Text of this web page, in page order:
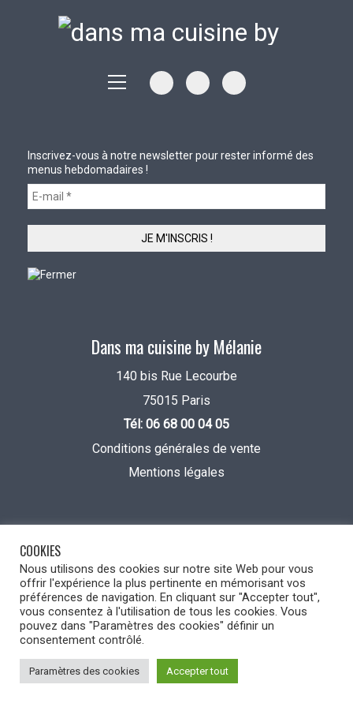
Inscrivez-vous à notre newsletter pour rester informé des
menus hebdomadaires !
Dans ma cuisine by Mélanie
140 bis Rue Lecourbe
75015 Paris
Tél: 06 68 00 04 05
Conditions générales de vente
Mentions légales
COOKIES
Nous utilisons des cookies sur notre site Web pour vous
offrir l'expérience la plus pertinente en mémorisant vos
préférences de navigation. En cliquant sur "Accepter tout",
vous consentez à l'utilisation de tous les cookies. Vous
pouvez dans "Paramètres des cookies" définir un
consentement contrôlé.
Paramètres des cookies Accepter tout